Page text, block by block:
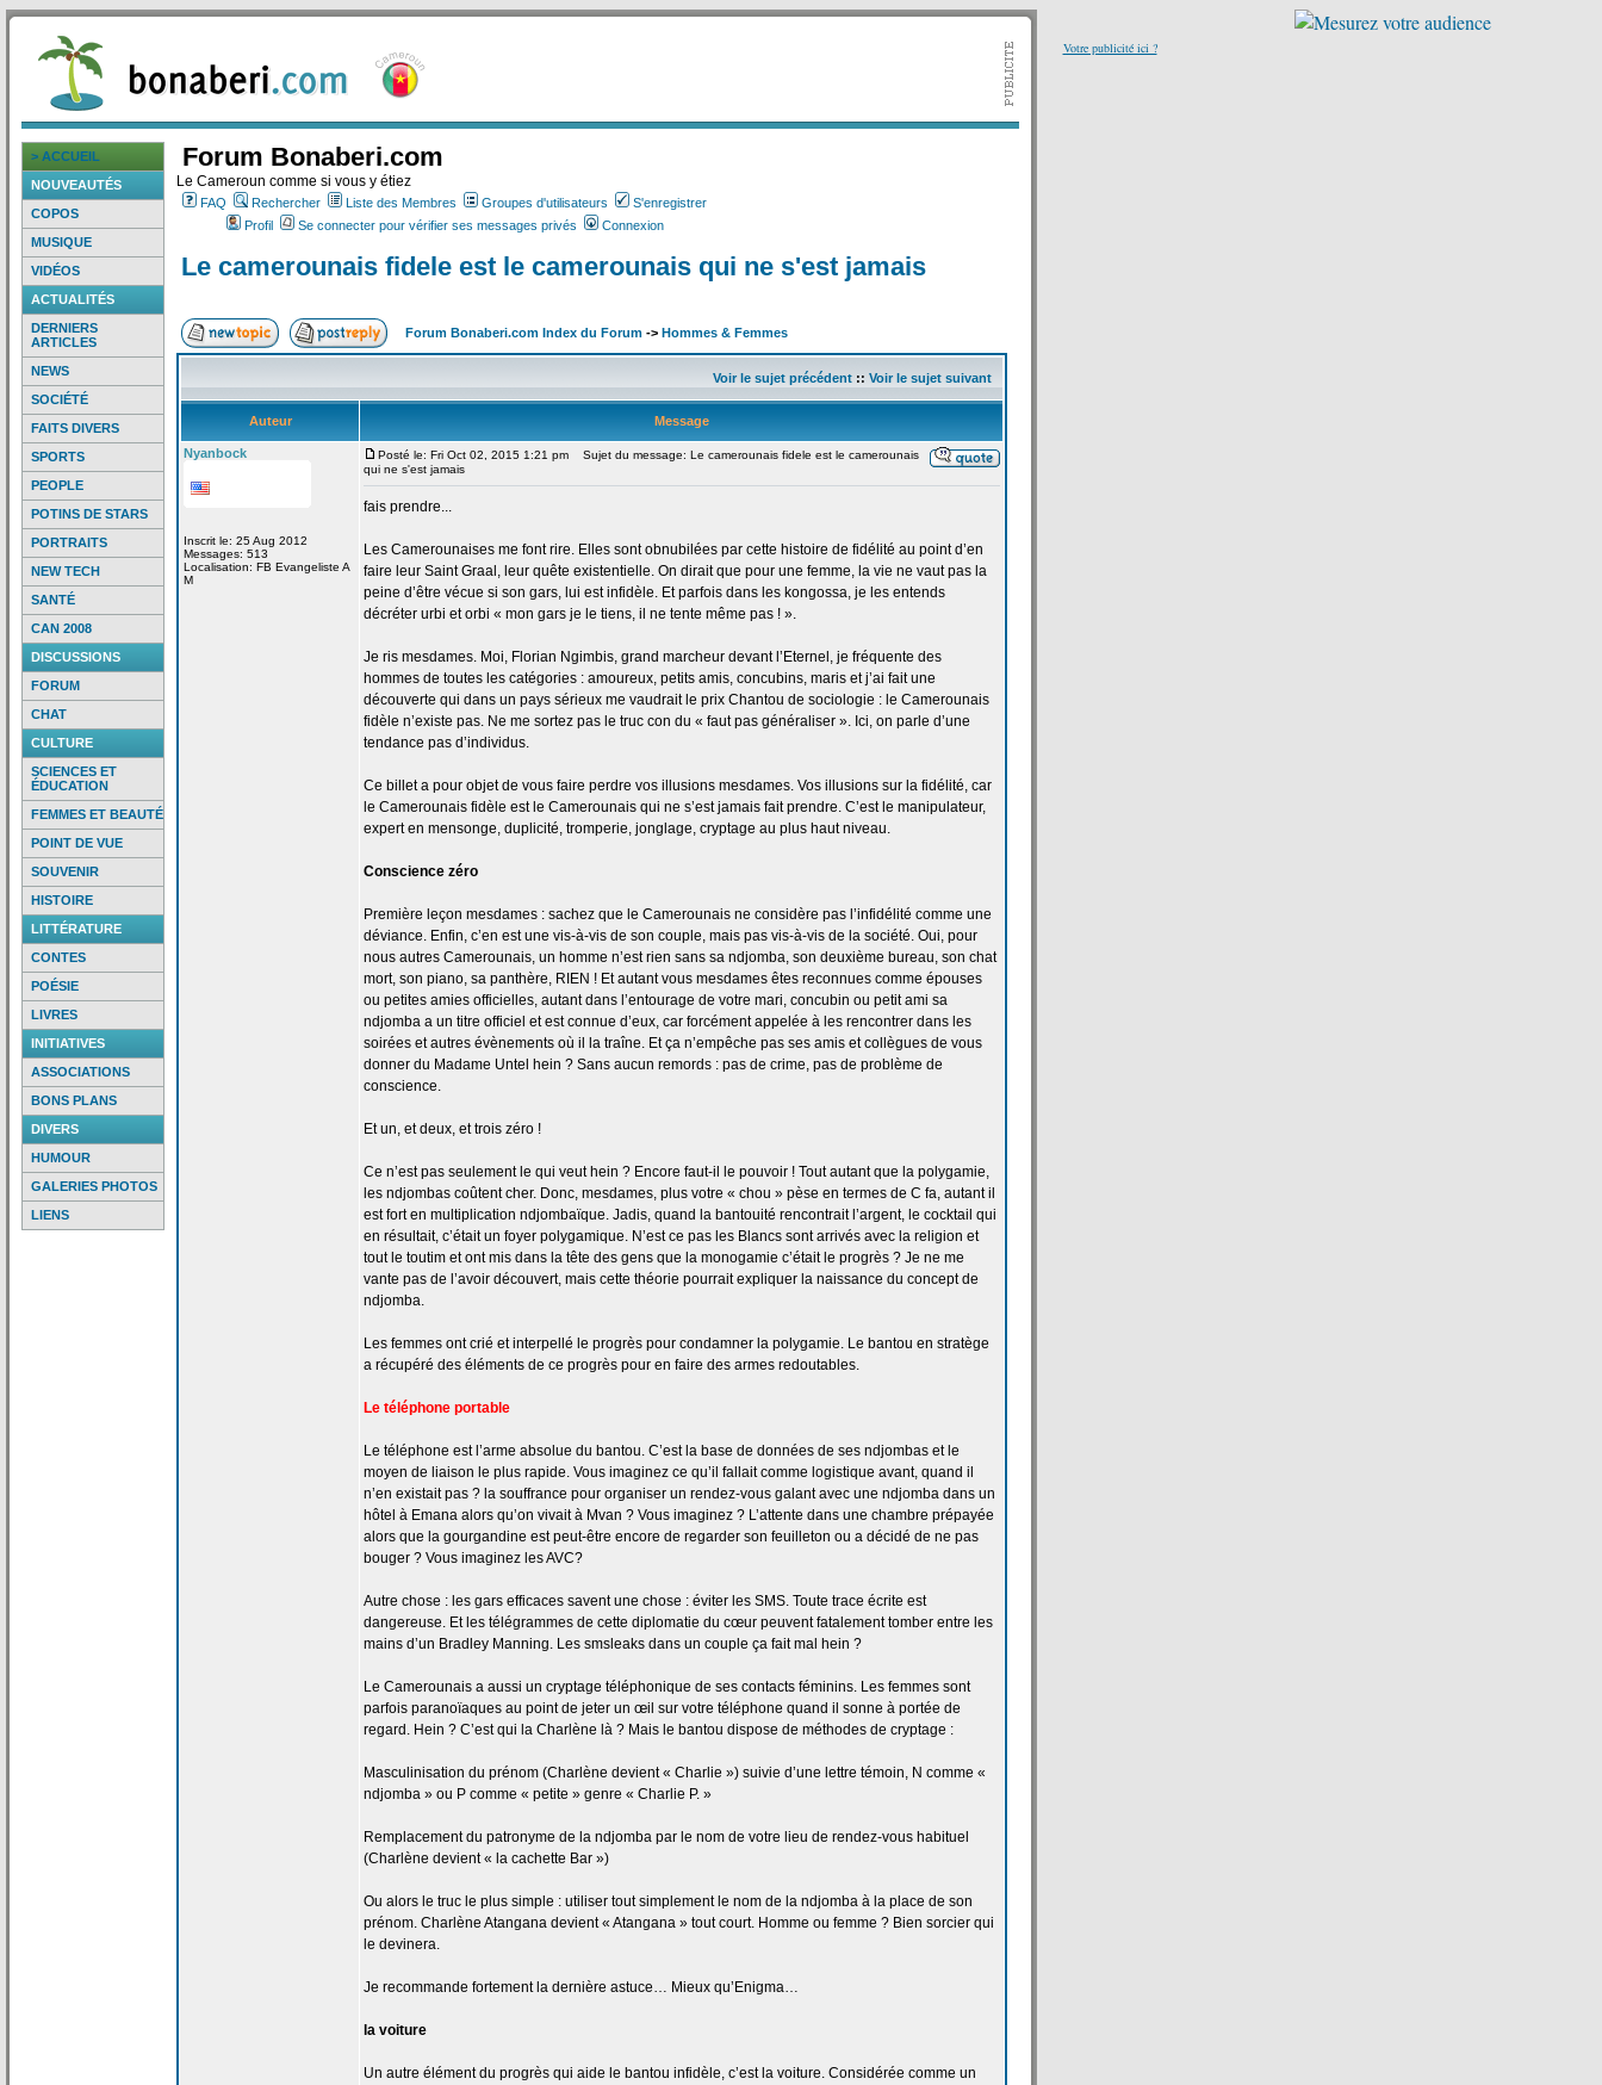
> ACCUEIL
NOUVEAUTÉS
COPOS
MUSIQUE
VIDÉOS
ACTUALITÉS
DERNIERS
ARTICLES
NEWS
SOCIÉTÉ
FAITS DIVERS
SPORTS
PEOPLE
POTINS DE STARS
PORTRAITS
NEW TECH
SANTÉ
CAN 2008
DISCUSSIONS
FORUM
CHAT
CULTURE
SCIENCES ET
ÉDUCATION
FEMMES ET BEAUTÉ
POINT DE VUE
SOUVENIR
HISTOIRE
LITTÉRATURE
CONTES
POÉSIE
LIVRES
INITIATIVES
ASSOCIATIONS
BONS PLANS
DIVERS
HUMOUR
GALERIES PHOTOS
LIENS
Forum Bonaberi.com
Le Cameroun comme si vous y étiez
FAQ Rechercher Liste des Membres Groupes d'utilisateurs
S'enregistrer
Profil
Se connecter pour vérifier ses messages privés Connexion
Le camerounais fidele est le camerounais qui ne s'est jamais
Forum Bonaberi.com Index du Forum -> Hommes & Femmes
Voir le sujet précédent :: Voir le sujet suivant
Auteur Message
Nyanbock
Inscrit le: 25 Aug 2012
Messages: 513
Localisation: FB Evangeliste A
M
Posté le: Fri Oct 02, 2015 1:21 pm
Sujet du message: Le camerounais fidele est le camerounais
qui ne s'est jamais
fais prendre...
Les Camerounaises me font rire. Elles sont obnubilées par cette histoire de fidélité au point d’en
faire leur Saint Graal, leur quête existentielle. On dirait que pour une femme, la vie ne vaut pas la
peine d’être vécue si son gars, lui est infidèle. Et parfois dans les kongossa, je les entends
décréter urbi et orbi « mon gars je le tiens, il ne tente même pas ! ».
Je ris mesdames. Moi, Florian Ngimbis, grand marcheur devant l’Eternel, je fréquente des
hommes de toutes les catégories : amoureux, petits amis, concubins, maris et j’ai fait une
découverte qui dans un pays sérieux me vaudrait le prix Chantou de sociologie : le Camerounais
fidèle n’existe pas. Ne me sortez pas le truc con du « faut pas généraliser ». Ici, on parle d’une
tendance pas d’individus.
Ce billet a pour objet de vous faire perdre vos illusions mesdames. Vos illusions sur la fidélité, car
le Camerounais fidèle est le Camerounais qui ne s’est jamais fait prendre. C’est le manipulateur,
expert en mensonge, duplicité, tromperie, jonglage, cryptage au plus haut niveau.
Conscience zéro
Première leçon mesdames : sachez que le Camerounais ne considère pas l’infidélité comme une
déviance. Enfin, c’en est une vis-à-vis de son couple, mais pas vis-à-vis de la société. Oui, pour
nous autres Camerounais, un homme n’est rien sans sa ndjomba, son deuxième bureau, son chat
mort, son piano, sa panthère, RIEN ! Et autant vous mesdames êtes reconnues comme épouses
ou petites amies officielles, autant dans l’entourage de votre mari, concubin ou petit ami sa
ndjomba a un titre officiel et est connue d’eux, car forcément appelée à les rencontrer dans les
soirées et autres évènements où il la traîne. Et ça n’empêche pas ses amis et collègues de vous
donner du Madame Untel hein ? Sans aucun remords : pas de crime, pas de problème de
conscience.
Et un, et deux, et trois zéro !
Ce n’est pas seulement le qui veut hein ? Encore faut-il le pouvoir ! Tout autant que la polygamie,
les ndjombas coûtent cher. Donc, mesdames, plus votre « chou » pèse en termes de C fa, autant il
est fort en multiplication ndjombaïque. Jadis, quand la bantouité rencontrait l’argent, le cocktail qui
en résultait, c’était un foyer polygamique. N’est ce pas les Blancs sont arrivés avec la religion et
tout le toutim et ont mis dans la tête des gens que la monogamie c’était le progrès ? Je ne me
vante pas de l’avoir découvert, mais cette théorie pourrait expliquer la naissance du concept de
ndjomba.
Les femmes ont crié et interpellé le progrès pour condamner la polygamie. Le bantou en stratège
a récupéré des éléments de ce progrès pour en faire des armes redoutables.
Le téléphone portable
Le téléphone est l’arme absolue du bantou. C’est la base de données de ses ndjombas et le
moyen de liaison le plus rapide. Vous imaginez ce qu’il fallait comme logistique avant, quand il
n’en existait pas ? la souffrance pour organiser un rendez-vous galant avec une ndjomba dans un
hôtel à Emana alors qu’on vivait à Mvan ? Vous imaginez ? L’attente dans une chambre prépayée
alors que la gourgandine est peut-être encore de regarder son feuilleton ou a décidé de ne pas
bouger ? Vous imaginez les AVC?
Autre chose : les gars efficaces savent une chose : éviter les SMS. Toute trace écrite est
dangereuse. Et les télégrammes de cette diplomatie du cœur peuvent fatalement tomber entre les
mains d’un Bradley Manning. Les smsleaks dans un couple ça fait mal hein ?
Le Camerounais a aussi un cryptage téléphonique de ses contacts féminins. Les femmes sont
parfois paranoïaques au point de jeter un œil sur votre téléphone quand il sonne à portée de
regard. Hein ? C’est qui la Charlène là ? Mais le bantou dispose de méthodes de cryptage :
Masculinisation du prénom (Charlène devient « Charlie ») suivie d’une lettre témoin, N comme «
ndjomba » ou P comme « petite » genre « Charlie P. »
Remplacement du patronyme de la ndjomba par le nom de votre lieu de rendez-vous habituel
(Charlène devient « la cachette Bar »)
Ou alors le truc le plus simple : utiliser tout simplement le nom de la ndjomba à la place de son
prénom. Charlène Atangana devient « Atangana » tout court. Homme ou femme ? Bien sorcier qui
le devinera.
Je recommande fortement la dernière astuce… Mieux qu’Enigma…
la voiture
Un autre élément du progrès qui aide le bantou infidèle, c’est la voiture. Considérée comme un
Votre publicité ici ?